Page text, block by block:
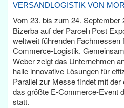
VERSANDLOGISTIK VON
Vom 23. bis zum 24. September
Bizerba auf der Parcel+Post
weltweit führenden
Commerce-Logistik.
Weber zeigt das Unternehmen
halle innovative Lösungen für
Parallel zur Messe findet mit
das größte E-Commerce-Event
statt.